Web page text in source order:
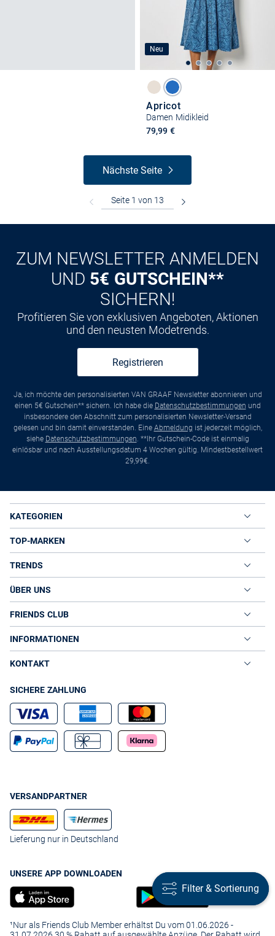
Neu
Apricot
Damen Midikleid
79,99 €
Nächste Seite
ZUM NEWSLETTER ANMELDEN
UND 5€ GUTSCHEIN**
SICHERN!
Profitieren Sie von exklusiven Angeboten, Aktionen
und den neusten Modetrends.
Registrieren
Ja, ich möchte den personalisierten VAN GRAAF Newsletter abonnieren und
einen 5€ Gutschein** sichern. Ich habe die Datenschutzbestimmungen und
insbesondere den Abschnitt zum personalisierten Newsletter-Versand
gelesen und bin damit einverstanden. Eine Abmeldung ist jederzeit möglich,
siehe Datenschutzbestimmungen. **Ihr Gutschein-Code ist einmalig
einlösbar und nach Ausstellungsdatum 4 Wochen gültig. Mindestbestellwert
29,99€.
KATEGORIEN
TOP-MARKEN
TRENDS
ÜBER UNS
FRIENDS CLUB
INFORMATIONEN
KONTAKT
SICHERE ZAHLUNG
VERSANDPARTNER
Lieferung nur in Deutschland
UNSERE APP DOWNLOADEN
¹Nur als Friends Club Member erhältst Du vom 01.06.2026 -
Filter & Sortierung
Filter & Sortierung